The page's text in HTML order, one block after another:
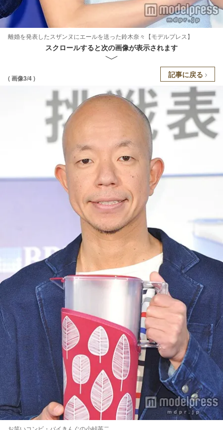
離婚を発表したスザンヌにエールを送った鈴木奈々【モデルプレス】
スクロールすると次の画像が表示されます
( 画像3/4 ) 記事に戻る
お笑いコンビ・バイきんぐの小峠英二